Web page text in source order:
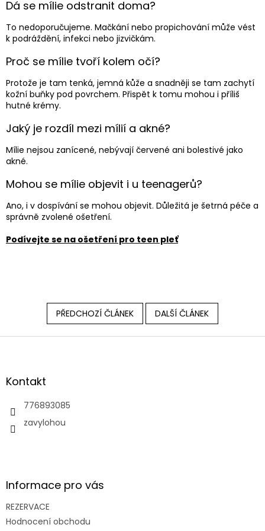
Dá se mílie odstranit doma?
To nedoporučujeme. Mačkání nebo propichování může vést
k podráždění, infekci nebo jizvičkám.
Proč se mílie tvoří kolem očí?
Protože je tam tenká, jemná kůže a snadněji se tam zachytí
kožní buňky pod povrchem. Přispět k tomu mohou i příliš
hutné krémy.
Jaký je rozdíl mezi mílií a akné?
Mílie nejsou zanícené, nebývají červené ani bolestivé jako
akné.
Mohou se mílie objevit i u teenagerů?
Ano, i v dospívání se mohou objevit. Důležitá je šetrná péče a
správně zvolené ošetření.
Podívejte se na ošetření pro teen pleť
PŘEDCHOZÍ ČLÁNEK DALŠÍ ČLÁNEK
Z
aKontakt
776893085
zavylohou
Informace pro vás
REZERVACE
Hodnocení obchodu